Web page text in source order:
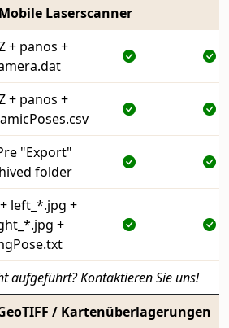
Mobile Laserscanner
+ panos +
+ panos +
"Export"
folder
+ left_*.jpg +
+
aufgeführt? Kontaktieren Sie uns!
/ Kartenüberlagerungen